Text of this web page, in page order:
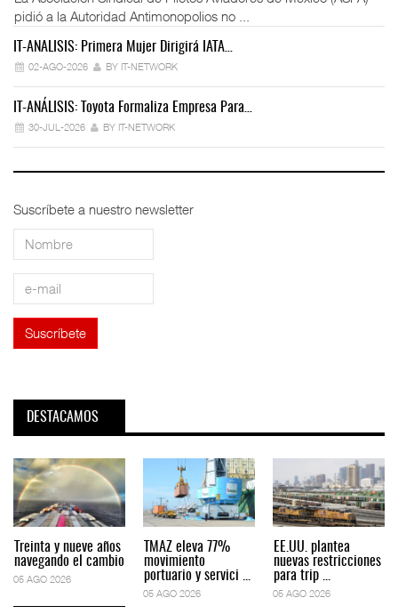
pidió a la Autoridad Antimonopolios no ...
IT-ANÁLISIS: Primera Mujer Dirigirá IATA…
02-AGO-2026 BY IT-NETWORK
IT-ANÁLISIS: Toyota Formaliza Empresa Para…
30-JUL-2026 BY IT-NETWORK
Suscríbete a nuestro newsletter
DESTACAMOS
Treinta y nueve años
navegando el cambio
05 AGO 2026
TMAZ eleva 77%
movimiento
portuario y servici ...
05 AGO 2026
EE.UU. plantea
nuevas restricciones
para trip ...
05 AGO 2026